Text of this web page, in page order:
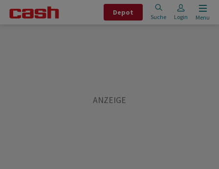
Depot
Suche Login Menu